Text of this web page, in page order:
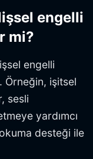
engelli
mi?
engelli
Örneğin, işitsel
sesli
yardımcı
desteği ile